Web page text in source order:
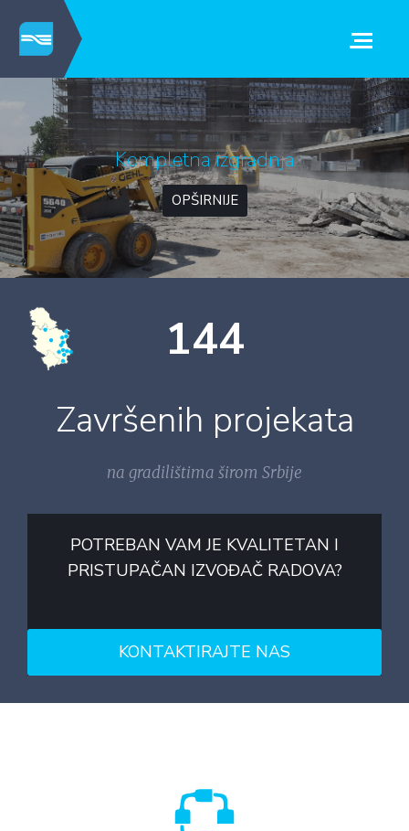
Kompletna izgradnja
OPŠIRNIJE
144
Završenih projekata
na gradilištima širom Srbije
POTREBAN VAM JE KVALITETAN I
PRISTUPAČAN IZVOĐAČ RADOVA?
KONTAKTIRAJTE NAS